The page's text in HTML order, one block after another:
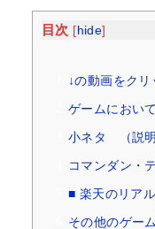
目次 [hide]
↓の動画をク
ゲームにおい
小ネタ （説明
コマンダン・
■ 楽天のリア
その他のゲー